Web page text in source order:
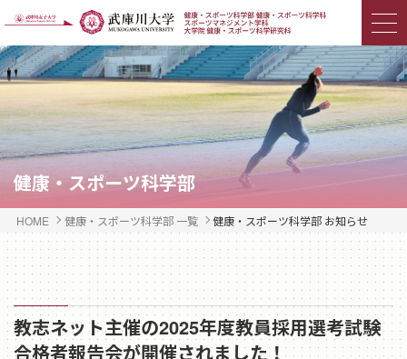
健康・スポーツ科学部
HOME 健康・スポーツ科学部 一覧 健康・スポーツ科学部 お知らせ
教志ネット主催の2025年度教員採用選考試験
合格者報告会が開催されました！